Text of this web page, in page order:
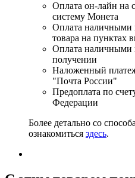
Оплата он-лайн на
систему Монета
Оплата наличными
товара на пунктах
Оплата наличными
получении
Наложенный
"Почта России"
Предоплата по
Федерации
Более детально со
ознакомиться здесь.